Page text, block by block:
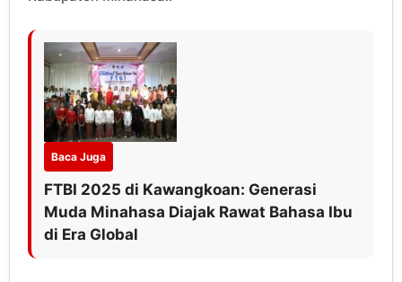
Baca Juga
FTBI 2025 di Kawangkoan: Generasi
Muda Minahasa Diajak Rawat Bahasa Ibu
di Era Global